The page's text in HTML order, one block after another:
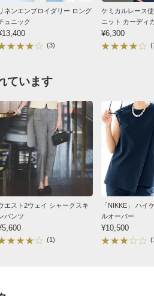
肩幅は着用時の設定寸法です。
11
116 116
42 43
17 17.5
148 152
94
61 67
111
93
いですがキッチリです。背が低
しました。
口コミを見る
ネンエンブロイダリー ロング
ュニック
(3)
ケミカルレース
ニット カーディ
¥6,300
ています
エスト2ウェイ シャークスキ
パンツ
(1)
「NIKKE」 ハイ
ルオーバー
¥10,500